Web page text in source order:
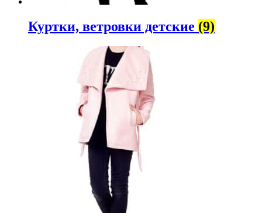
Куртки, ветровки детские (9)